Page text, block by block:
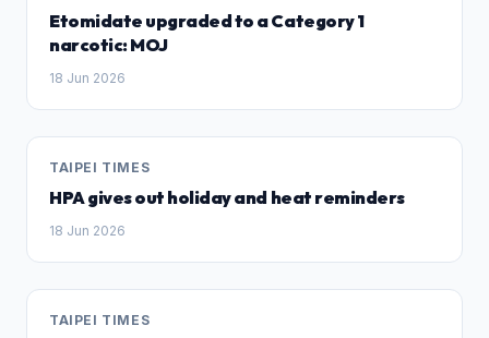
Etomidate upgraded to a Category 1
narcotic: MOJ
18 Jun 2026
TAIPEI TIMES
HPA gives out holiday and heat reminders
18 Jun 2026
TAIPEI TIMES